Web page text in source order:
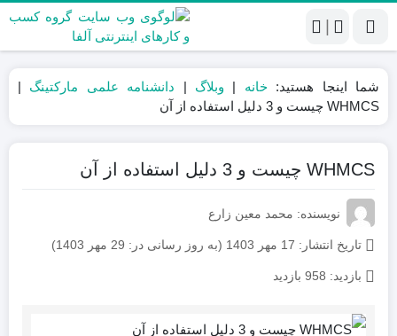
شما اینجا هستید: خانه | وبلاگ | دانشنامه علمی مارکتینگ |
WHMCS چیست و 3 دلیل استفاده از آن
WHMCS چیست و 3 دلیل استفاده از آن
نویسنده: محمد معین زارع
تاریخ انتشار: 17 مهر 1403 (به روز رسانی در: 29 مهر 1403)
بازدید: 958 بازدید